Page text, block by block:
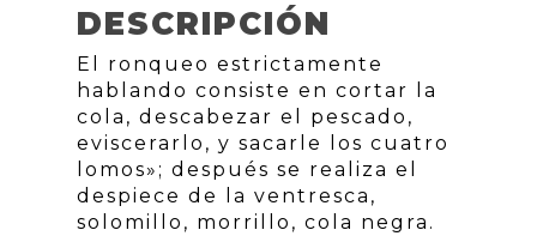
DESCRIPCIÓN
El ronqueo estrictamente
hablando consiste en cortar la
cola, descabezar el pescado,
eviscerarlo, y sacarle los cuatro
lomos»; después se realiza el
despiece de la ventresca,
solomillo, morrillo, cola negra.